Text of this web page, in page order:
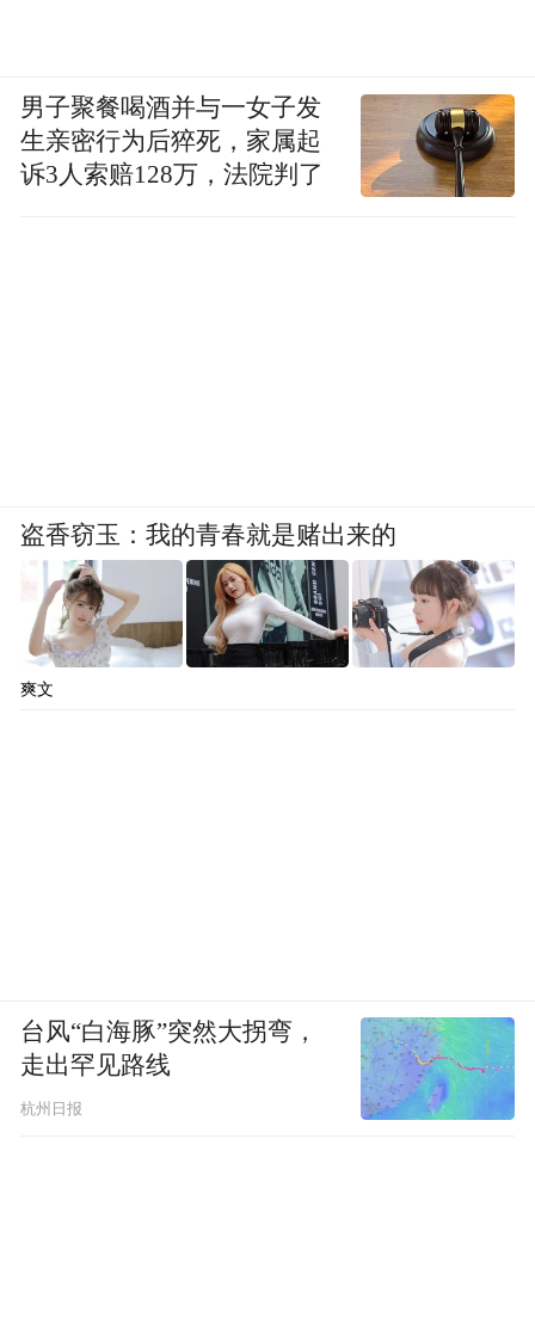
男子聚餐喝酒并与一女子发
生亲密行为后猝死，家属起
诉3人索赔128万，法院判了
盗香窃玉：我的青春就是赌出来的
爽文
台风“白海豚”突然大拐弯，
走出罕见路线
杭州日报